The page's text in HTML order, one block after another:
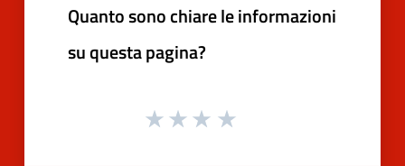
Quanto sono chiare le informazioni
su questa pagina?